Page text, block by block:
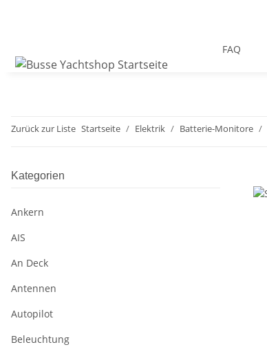
FAQ
Zurück zur Liste Startseite Elektrik Batterie-Monitore
Kategorien
Ankern
AIS
An Deck
Antennen
Autopilot
Beleuchtung